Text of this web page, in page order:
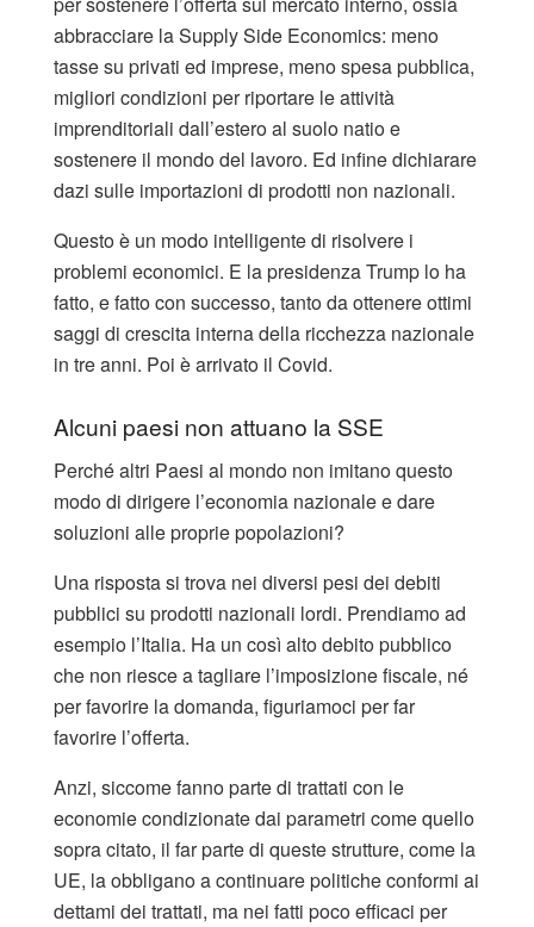
abbracciare la Supply Side Economics: meno
tasse su privati ed imprese, meno spesa pubblica,
migliori condizioni per riportare le attività
imprenditoriali dall’estero al suolo natio e
sostenere il mondo del lavoro. Ed infine dichiarare
dazi sulle importazioni di prodotti non nazionali.
Questo è un modo intelligente di risolvere i
problemi economici. E la presidenza Trump lo ha
fatto, e fatto con successo, tanto da ottenere ottimi
saggi di crescita interna della ricchezza nazionale
in tre anni. Poi è arrivato il Covid.
Alcuni paesi non attuano la SSE
Perché altri Paesi al mondo non imitano questo
modo di dirigere l’economia nazionale e dare
soluzioni alle proprie popolazioni?
Una risposta si trova nei diversi pesi dei debiti
pubblici su prodotti nazionali lordi. Prendiamo ad
esempio l’Italia. Ha un così alto debito pubblico
che non riesce a tagliare l’imposizione fiscale, né
per favorire la domanda, figuriamoci per far
favorire l’offerta.
Anzi, siccome fanno parte di trattati con le
economie condizionate dai parametri come quello
sopra citato, il far parte di queste strutture, come la
UE, la obbligano a continuare politiche conformi ai
dettami dei trattati, ma nei fatti poco efficaci per